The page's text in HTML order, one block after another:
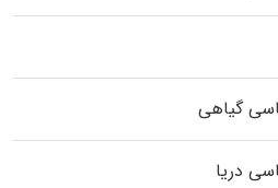
گیاهی
دریا